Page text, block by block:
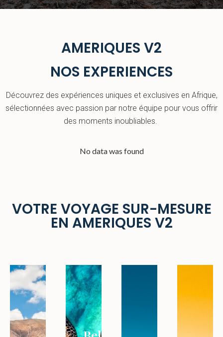
AMERIQUES V2
NOS EXPERIENCES
Découvrez des expériences uniques et exclusives en Afrique,
sélectionnées avec passion par notre équipe pour vous offrir
des moments inoubliables.
No data was found
VOTRE VOYAGE SUR-MESURE
EN AMERIQUES V2